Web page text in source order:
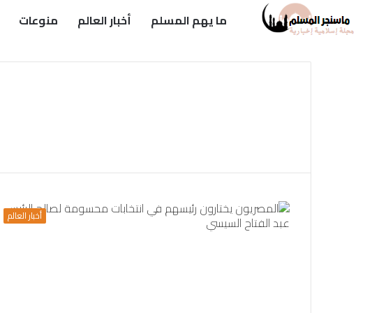
ما يهم المسلم أخبار العالم منوعات
أخبار العالم